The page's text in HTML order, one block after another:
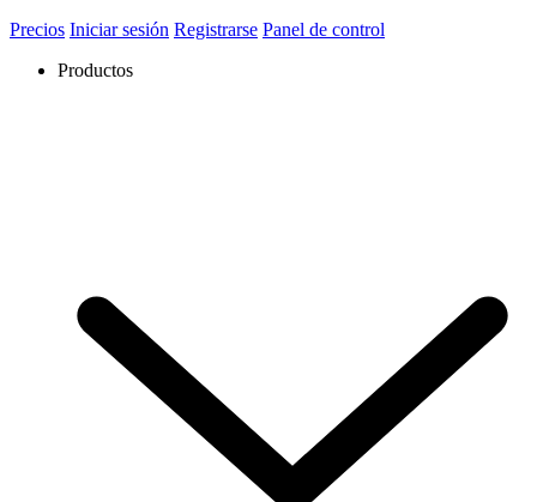
Precios Iniciar sesión Registrarse Panel de control
Productos